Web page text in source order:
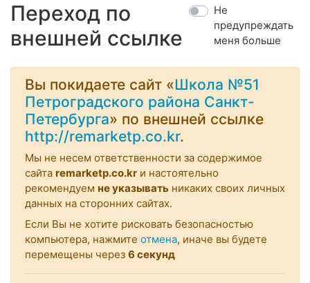
Переход по
внешней ссылке
Не
предупреждать
меня больше
Вы покидаете сайт «Школа №51
Петроградского района Санкт-
Петербурга» по внешней ссылке
http://remarketp.co.kr.
Мы не несем ответственности за содержимое
сайта remarketp.co.kr и настоятельно
рекомендуем не указывать никаких своих личных
данных на сторонних сайтах.
Если Вы не хотите рисковать безопасностью
компьютера, нажмите отмена, иначе вы будете
перемещены через 6 секунд